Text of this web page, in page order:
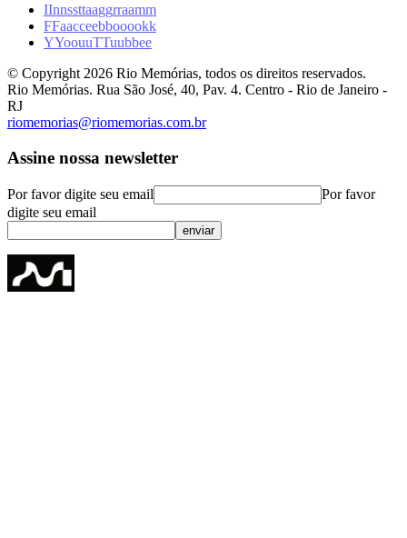
IInnssttaaggrraamm
FFaacceebbooookk
YYoouuTTuubbee
© Copyright 2026 Rio Memórias, todos os direitos reservados.
Rio Memórias. Rua São José, 40, Pav. 4. Centro - Rio de Janeiro -
RJ
riomemorias@riomemorias.com.br
Assine nossa newsletter
Por favor digite seu email
Por favor
digite seu email
enviar